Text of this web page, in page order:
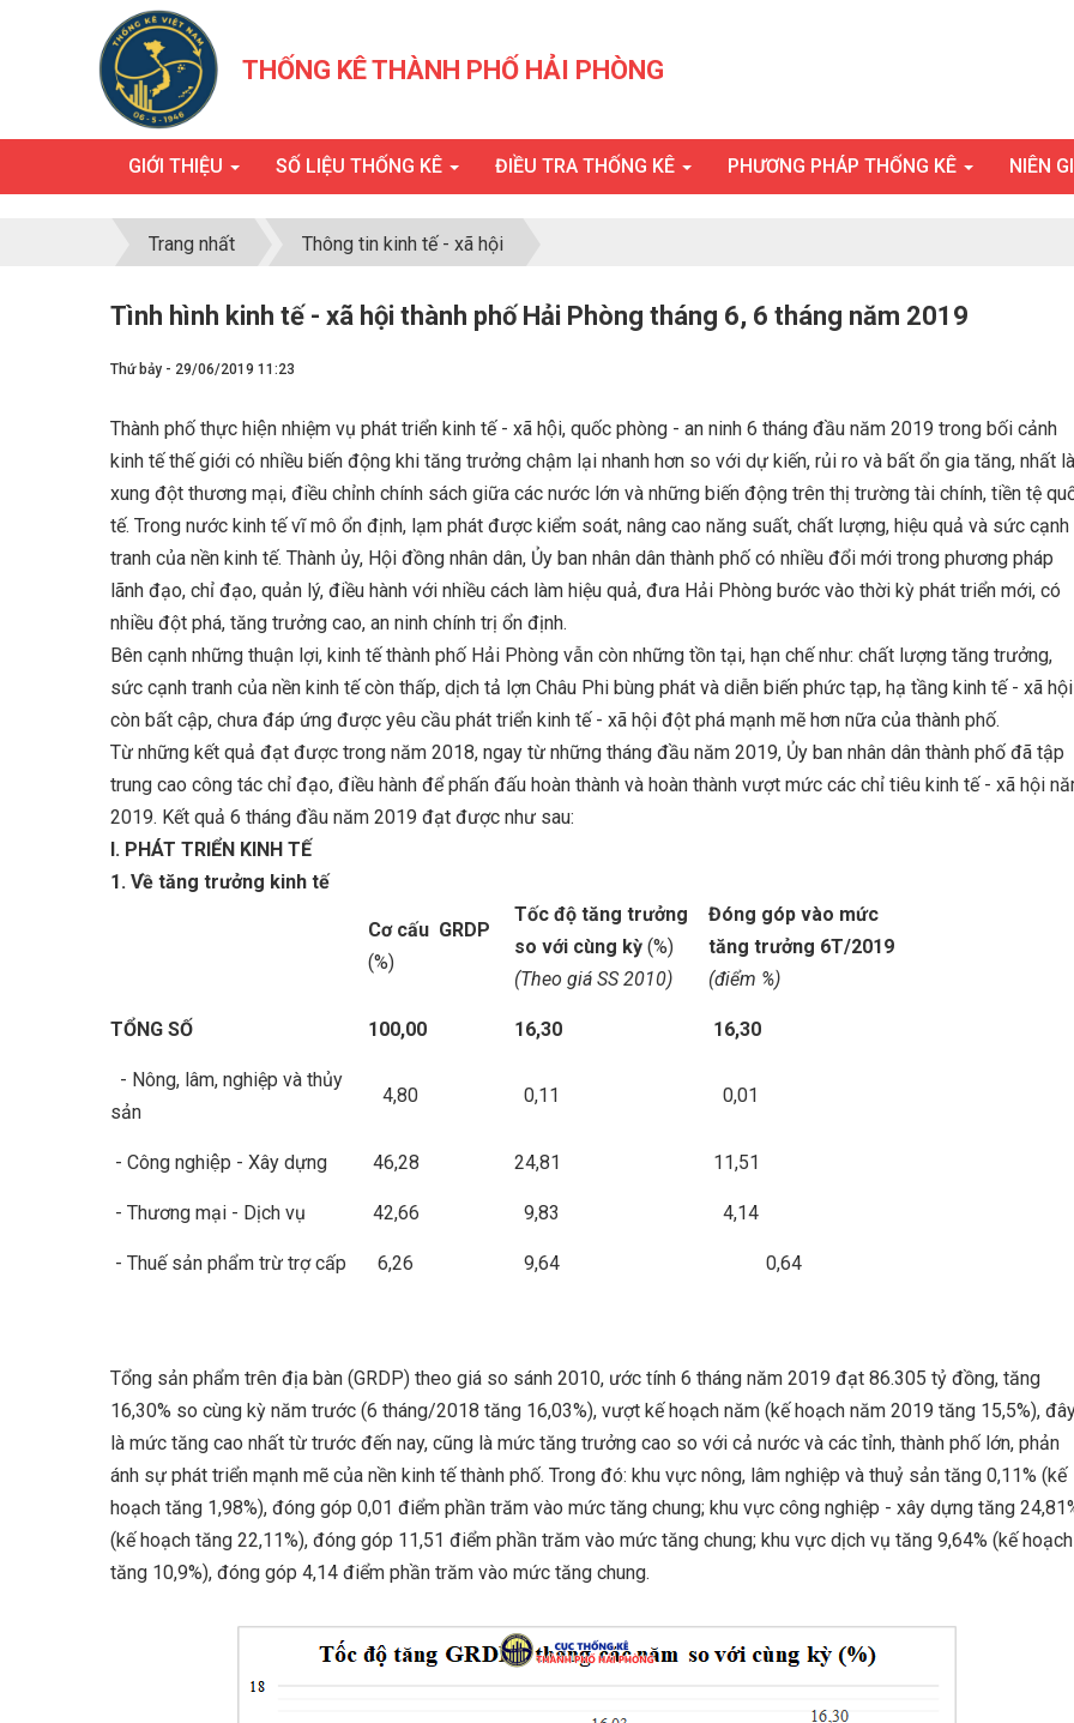
THỐNG KÊ THÀNH PHỐ HẢI PHÒNG
GIỚI THIỆU SỐ LIỆU THỐNG KÊ ĐIỀU TRA THỐNG KÊ PHƯƠNG PHÁP THỐNG KÊ NIÊN
Trang nhất Thông tin kinh tế - xã hội
Tình hình kinh tế - xã hội thành phố Hải Phòng tháng 6, 6 tháng năm 2019
Thứ bảy - 29/06/2019 11:23
Thành phố thực hiện nhiệm vụ phát triển kinh tế - xã hội, quốc phòng - an ninh 6 tháng đầu năm 2019 trong bối cảnh
kinh tế thế giới có nhiều biến động khi tăng trưởng chậm lại nhanh hơn so với dự kiến, rủi ro và bất ổn gia tăng, nhất là
xung đột thương mại, điều chỉnh chính sách giữa các nước lớn và những biến động trên thị trường tài chính, tiền tệ
tế. Trong nước kinh tế vĩ mô ổn định, lạm phát được kiểm soát, nâng cao năng suất, chất lượng, hiệu quả và sức cạnh
tranh của nền kinh tế. Thành ủy, Hội đồng nhân dân, Ủy ban nhân dân thành phố có nhiều đổi mới trong phương pháp
lãnh đạo, chỉ đạo, quản lý, điều hành với nhiều cách làm hiệu quả, đưa Hải Phòng bước vào thời kỳ phát triển mới, có
nhiều đột phá, tăng trưởng cao, an ninh chính trị ổn định.
Bên cạnh những thuận lợi, kinh tế thành phố Hải Phòng vẫn còn những tồn tại, hạn chế như: chất lượng tăng trưởng,
sức cạnh tranh của nền kinh tế còn thấp, dịch tả lợn Châu Phi bùng phát và diễn biến phức tạp, hạ tầng kinh tế - xã hội
còn bất cập, chưa đáp ứng được yêu cầu phát triển kinh tế - xã hội đột phá mạnh mẽ hơn nữa của thành phố.
Từ những kết quả đạt được trong năm 2018, ngay từ những tháng đầu năm 2019, Ủy ban nhân dân thành phố đã tập
trung cao công tác chỉ đạo, điều hành để phấn đấu hoàn thành và hoàn thành vượt mức các chỉ tiêu kinh tế - xã hội
2019. Kết quả 6 tháng đầu năm 2019 đạt được như sau:
I. PHÁT TRIỂN KINH TẾ
1. Về tăng trưởng kinh tế
Cơ cấu GRDP
(%)
Tốc độ tăng trưởng
so với cùng kỳ (%)
(Theo giá SS 2010)
Đóng góp vào mức
tăng trưởng 6T/2019
(điểm %)
TỔNG SỐ 100,00 16,30 16,30
- Nông, lâm, nghiệp và thủy
sản
4,80 0,11 0,01
- Công nghiệp - Xây dựng 46,28 24,81 11,51
- Thương mại - Dịch vụ 42,66 9,83 4,14
- Thuế sản phẩm trừ trợ cấp 6,26 9,64 0,64
Tổng sản phẩm trên địa bàn (GRDP) theo giá so sánh 2010, ước tính 6 tháng năm 2019 đạt 86.305 tỷ đồng, tăng
16,30% so cùng kỳ năm trước (6 tháng/2018 tăng 16,03%), vượt kế hoạch năm (kế hoạch năm 2019 tăng 15,5%),
là mức tăng cao nhất từ trước đến nay, cũng là mức tăng trưởng cao so với cả nước và các tỉnh, thành phố lớn, phản
ánh sự phát triển mạnh mẽ của nền kinh tế thành phố. Trong đó: khu vực nông, lâm nghiệp và thuỷ sản tăng 0,11% (kế
hoạch tăng 1,98%), đóng góp 0,01 điểm phần trăm vào mức tăng chung; khu vực công nghiệp - xây dựng tăng
(kế hoạch tăng 22,11%), đóng góp 11,51 điểm phần trăm vào mức tăng chung; khu vực dịch vụ tăng 9,64% (kế hoạch
tăng 10,9%), đóng góp 4,14 điểm phần trăm vào mức tăng chung.